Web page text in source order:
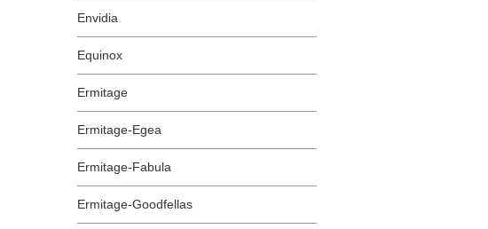
Envidia
Equinox
Ermitage
Ermitage-Egea
Ermitage-Fabula
Ermitage-Goodfellas